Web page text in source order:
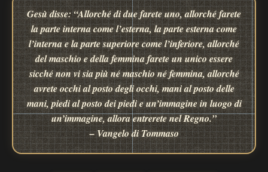
Gesù disse: “Allorché di due farete uno, allorché farete
la parte interna come l’esterna, la parte esterna come
l’interna e la parte superiore come l’inferiore, allorché
del maschio e della femmina farete un unico essere
sicché non vi sia più né maschio né femmina, allorché
avrete occhi al posto degli occhi, mani al posto delle
mani, piedi al posto dei piedi e un’immagine in luogo di
un’immagine, allora entrerete nel Regno.”
– Vangelo di Tommaso